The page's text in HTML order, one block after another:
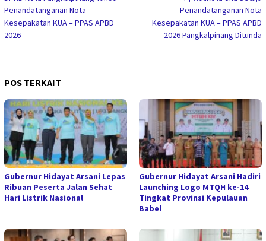
Penandatanganan Nota
Kesepakatan KUA – PPAS APBD
2026
Penandatanganan Nota
Kesepakatan KUA – PPAS APBD
2026 Pangkalpinang Ditunda
POS TERKAIT
Gubernur Hidayat Arsani Lepas
Ribuan Peserta Jalan Sehat
Hari Listrik Nasional
Gubernur Hidayat Arsani Hadiri
Launching Logo MTQH ke-14
Tingkat Provinsi Kepulauan
Babel